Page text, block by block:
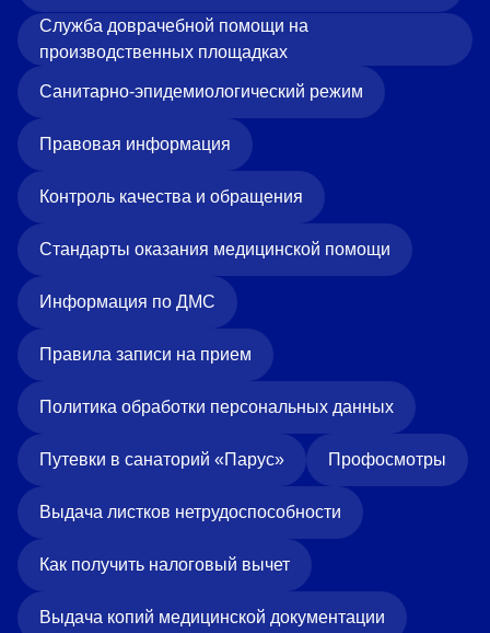
Служба доврачебной помощи на
производственных площадках
Санитарно-эпидемиологический режим
Правовая информация
Контроль качества и обращения
Стандарты оказания медицинской помощи
Информация по ДМС
Правила записи на прием
Политика обработки персональных данных
Путевки в санаторий «Парус» Профосмотры
Выдача листков нетрудоспособности
Как получить налоговый вычет
Выдача копий медицинской документации